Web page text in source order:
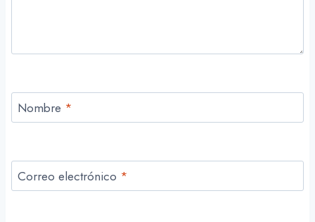
Nombre *
Correo electrónico *